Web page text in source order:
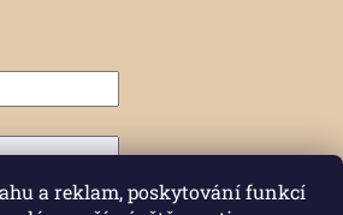
a reklam, poskytování funkcí